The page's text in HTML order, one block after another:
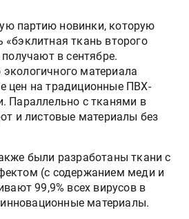
партию новинки, которую
ткань второго
в сентябре.
материала
цен на традиционные ПВХ-
Параллельно с тканями в
и листовые материалы без
были разработаны ткани с
(с содержанием меди и
99,9% всех вирусов в
материалы.